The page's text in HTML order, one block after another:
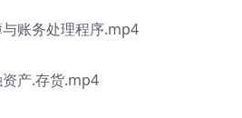
账务处理程序.mp4
产.存货.mp4